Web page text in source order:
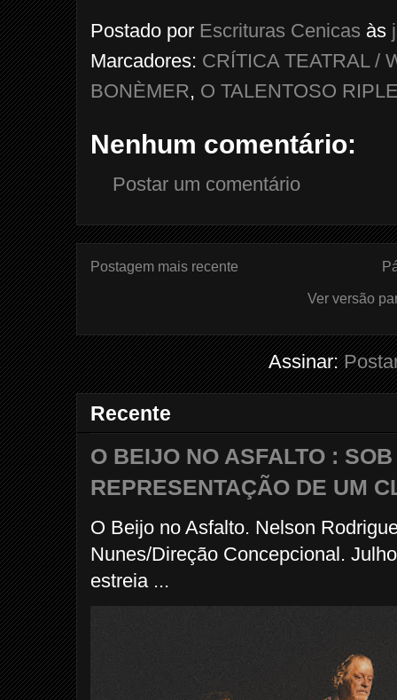
Postado por Escrituras Cenicas às
Marcadores: CRÍTICA TEATRAL /
BONÈMER, O TALENTOSO
Nenhum comentário:
Postar um comentário
Postagem mais recente
Ver versão
Assinar:
Recente
O BEIJO NO ASFALTO :
REPRESENTAÇÃO DE UM
O Beijo no Asfalto. Nelson
Nunes/Direção Concepcional.
estreia ...